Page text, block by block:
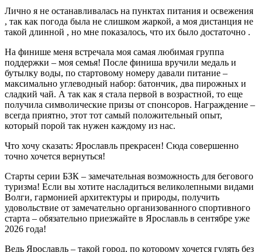
Лично я не останавливалась на пунктах питания и освежения
, так как погода была не слишком жаркой, а моя дистанция не
такой длинной , но мне показалось, что их было достаточно .
На финише меня встречала моя самая любимая группа
поддержки – моя семья! После финиша вручили медаль и
бутылку воды, по стартовому номеру давали питание –
максимально углеводный набор: батончик, два пирожных и
сладкий чай. А так как я стала первой в возрастной, то еще
получила символические призы от спонсоров. Награждение –
всегда приятно, этот тот самый положительный опыт,
который порой так нужен каждому из нас.
Что хочу сказать: Ярославль прекрасен! Сюда совершенно
точно хочется вернуться!
Старты серии БЗК – замечательная возможность для бегового
туризма! Если вы хотите насладиться великолепными видами
Волги, гармонией архитектуры и природы, получить
удовольствие от замечательно организованного спортивного
старта – обязательно приезжайте в Ярославль в сентябре уже
2026 года!
Ведь Ярославль – такой город, по которому хочется гулять без